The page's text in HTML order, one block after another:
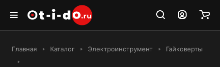
Главная Каталог Электроинструмент Гайковерты